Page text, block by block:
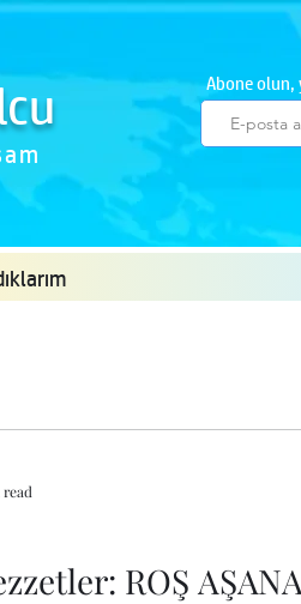
Abone olun,
ROŞ AŞANA